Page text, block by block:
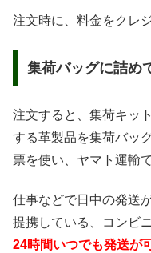
注文時に、料金をクレ
集荷バッグに詰め
注文すると、集荷キッ
する革製品を集荷バッ
票を使い、ヤマト運輸
仕事などで日中の発送
提携している、コンビ
24時間いつでも発送が